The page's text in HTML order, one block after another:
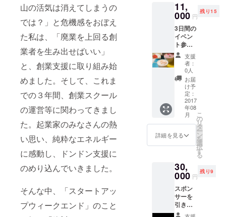
山の活気は消えてしまうの
では？」と危機感をおぼえ
た私は、「廃業を上回る創
業者を生み出せばいい」
と、創業支援に取り組み始
めました。そして、これま
での３年間、創業スクール
の運営等に関わってきまし
た。起業家のみなさんの熱
い思い、純粋なエネルギー
に感動し、ドンドン支援に
のめり込んでいきました。
そんな中、「スタートアッ
プウィークエンド」のこと
ん」
は、日
本に無
くては
ならな
いスト
レート
みかん
ジュー
スを目
指して
いま
す。
いるか
のよう
いの、
濃厚な
のに後
味すっ
きり
な、本
格派１
００％
スト
レート
みかん
ジュー
す。み
かんの
こそ作
ること
ができ
る本物
の「飲
むみか
社 藤
桃庵様
のジェ
ラー
ト、送
料込み
3,390円
相当商
品（送
料込）
をお返
し。 株
式会社
藤桃庵
では、
自園で
大切に
厳選さ
れた和
歌山の
素材を
つかっ
たジェ
ラート
11,
000 円
残り15
3日間の
イベン
ト参加
チケッ
ト、レ
ポー
ト、オ
リジナ
ルス
テッ
カー、
お礼
メッ
セージ
をお届
け。 さ
和歌山
県紀の
川市に
ある株
式会
社 藤
桃庵様
支援
者：
0人
お届
け予
定：
2017
年08
月
詳細を見る
こ
の
リ
タ
ー
ン
を
選
択
す
る
30,
000 円
残り9
スポン
サーを
引き受
けてい